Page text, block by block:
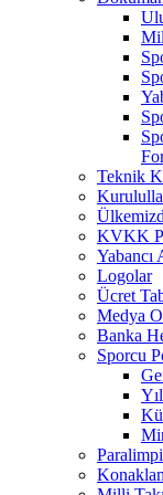
Teknik
KVKK
Yabancı
Logolar
Ücret
Medya
Banka
Sporcu